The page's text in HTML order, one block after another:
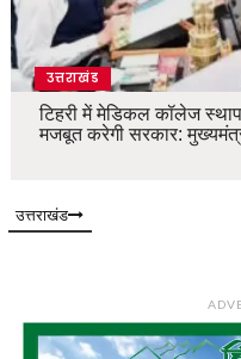
उत्तराखंड
टिहरी में मेडिकल कॉलेज
मजबूत करेगी सरकार:
उत्तराखंड